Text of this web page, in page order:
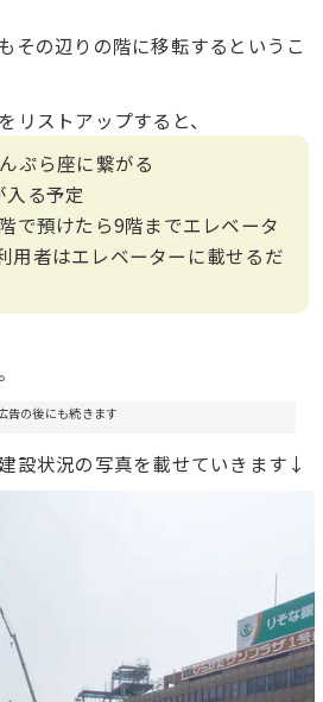
その辺りの階に移転するというこ
リストアップすると、
ぷら座に繋がる
入る予定
で預けたら9階までエレベータ
用者はエレベーターに載せるだ
告の後にも続きます
設状況の写真を載せていきます↓